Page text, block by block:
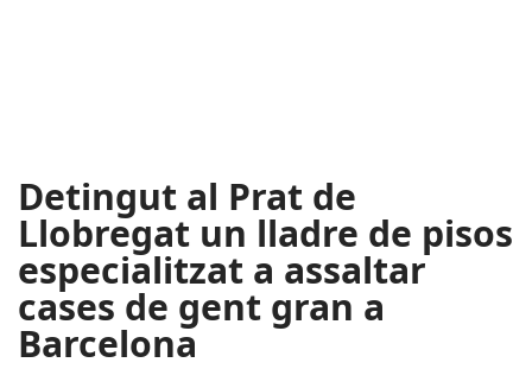
Detingut al Prat de
Llobregat un lladre de pisos
especialitzat a assaltar
cases de gent gran a
Barcelona